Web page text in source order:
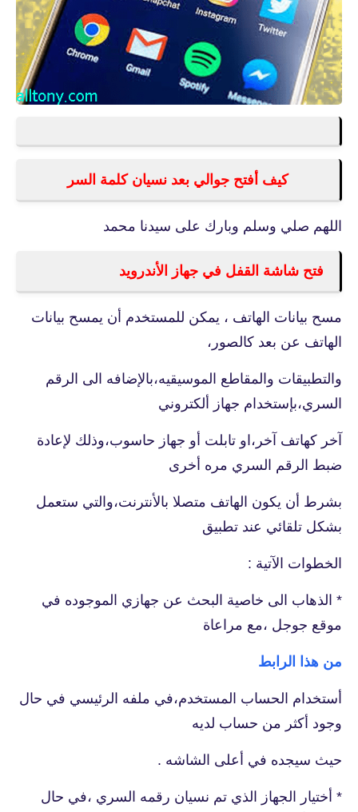
كيف أفتح جوالي بعد نسيان كلمة السر
اللهم صلي وسلم وبارك على سيدنا محمد
فتح شاشة القفل في جهاز الأندرويد
مسح بيانات الهاتف ، يمكن للمستخدم أن يمسح بيانات
الهاتف عن بعد كالصور،
والتطبيقات والمقاطع الموسيقيه،بالإضافه الى الرقم
السري،بإستخدام جهاز ألكتروني
آخر كهاتف آخر،او تابلت أو جهاز حاسوب،وذلك لإعادة
ضبط الرقم السري مره أخرى
بشرط أن يكون الهاتف متصلا بالأنترنت،والتي ستعمل
بشكل تلقائي عند تطبيق
الخطوات الآتية :
* الذهاب الى خاصية البحث عن جهازي الموجوده في
موقع جوجل ،مع مراعاة
من هذا الرابط
أستخدام الحساب المستخدم،في ملفه الرئيسي في حال
وجود أكثر من حساب لديه
حيث سيجده في أعلى الشاشه .
* أختيار الجهاز الذي تم نسيان رقمه السري ،في حال